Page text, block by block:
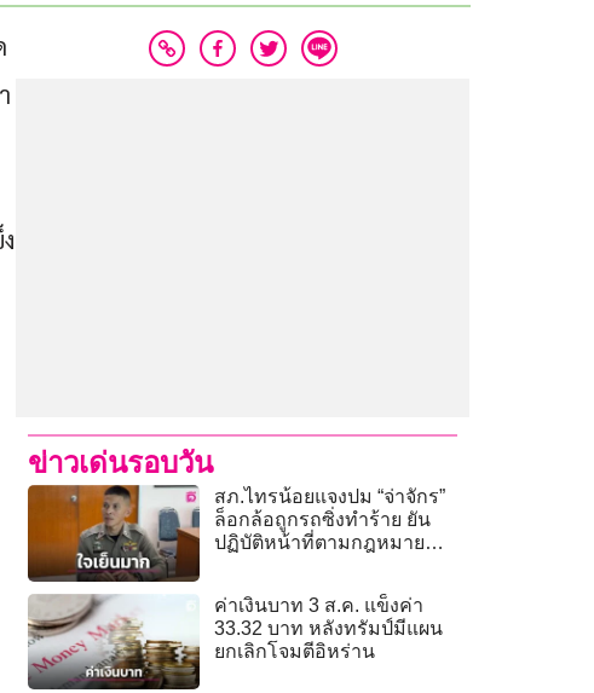
ข่าวเด่นรอบวัน
สภ.ไทรน้อยแจงปม “จ่าจักร”
ล็อกล้อถูกรถซิ่งทำร้าย ยัน
ปฏิบัติหน้าที่ตามกฎหมาย
ค่าเงินบาท 3 ส.ค. แข็งค่า
33.32 บาท หลังทรัมป์มีแผน
ยกเลิกโจมตีอิหร่าน